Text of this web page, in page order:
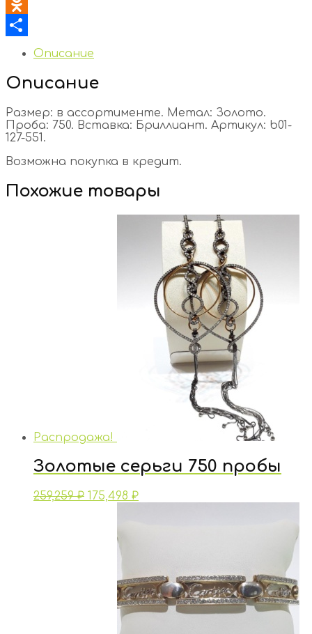
VK
Odnoklassniki
Отправить
Описание
Описание
Размер: в ассортименте. Метал: Золото.
Проба: 750. Вставка: Бриллиант. Артикул: b01-
127-551.
Возможна покупка в кредит.
Похожие товары
Распродажа!
Золотые серьги 750 пробы
259,259₽ 175,498 ₽